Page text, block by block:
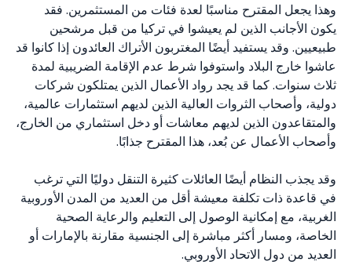
وهذا يجعل المقترح مناسبًا لعدة فئات من المستثمرين. فقد
يكون الأجانب الذين لم يعيشوا في تركيا من قبل مرشحين
طبيعيين. وقد يستفيد أيضًا المغتربون الأتراك العائدون إذا كانوا قد
عاشوا خارج البلاد واستوفوا شرط عدم الإقامة الضريبية لمدة
ثلاث سنوات. كما قد يجد رواد الأعمال الذين يمتلكون شركات
دولية، وأصحاب الثروات العالية الذين لديهم استثمارات عالمية،
والمتقاعدون الذين لديهم معاشات أو دخل استثماري من الخارج،
وأصحاب الأعمال عن بُعد، هذا المقترح جذابًا.
وقد يجذب النظام أيضًا العائلات كثيرة التنقل دوليًا التي ترغب
في قاعدة ذات تكلفة معيشة أقل من العديد من المدن الأوروبية
الغربية، مع إمكانية الوصول إلى التعليم والرعاية الصحية
الخاصة، ومسار أكثر مباشرة إلى الجنسية مقارنة بالإمارات أو
العديد من دول الاتحاد الأوروبي.